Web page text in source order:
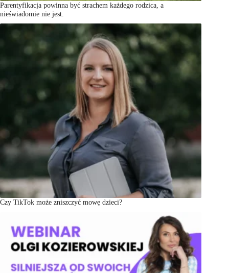
Parentyfikacja powinna być strachem każdego rodzica, a
nieświadomie nie jest.
Czy TikTok może zniszczyć mowę dzieci?